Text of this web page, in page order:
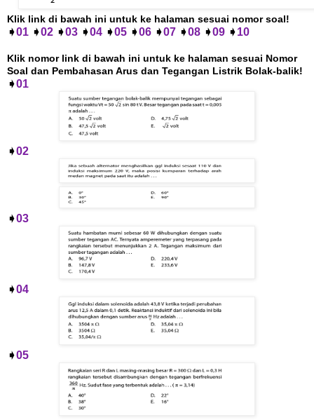
Klik link di bawah ini untuk ke halaman sesuai nomor soal!
➧01 ➧02 ➧03 ➧04 ➧05 ➧06 ➧07 ➧08 ➧09 ➧10
Klik nomor link di bawah ini untuk ke halaman sesuai Nomor
Soal dan Pembahasan Arus dan Tegangan Listrik Bolak-balik!
➧01
➧02
➧03
➧04
➧05